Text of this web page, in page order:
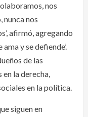
nos
nunca nos
afirmó, agregando
y se defiende’.
de las
la derecha,
en la política.
siguen en